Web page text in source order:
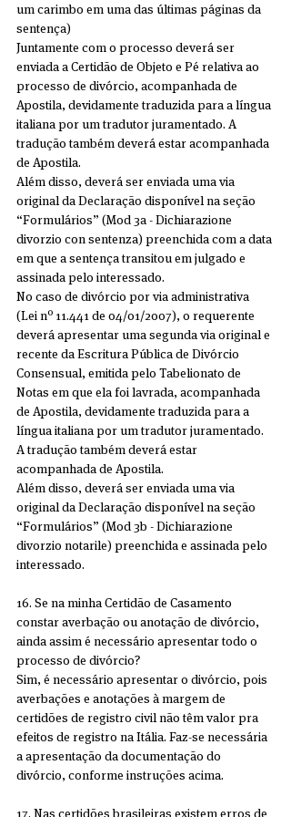
um carimbo em uma das últimas páginas da
sentença)
Juntamente com o processo deverá ser
enviada a Certidão de Objeto e Pé relativa ao
processo de divórcio, acompanhada de
Apostila, devidamente traduzida para a língua
italiana por um tradutor juramentado. A
tradução também deverá estar acompanhada
de Apostila.
Além disso, deverá ser enviada uma via
original da Declaração disponível na seção
“Formulários” (Mod 3a - Dichiarazione
divorzio con sentenza) preenchida com a data
em que a sentença transitou em julgado e
assinada pelo interessado.
No caso de divórcio por via administrativa
(Lei nº 11.441 de 04/01/2007), o requerente
deverá apresentar uma segunda via original e
recente da Escritura Pública de Divórcio
Consensual, emitida pelo Tabelionato de
Notas em que ela foi lavrada, acompanhada
de Apostila, devidamente traduzida para a
língua italiana por um tradutor juramentado.
A tradução também deverá estar
acompanhada de Apostila.
Além disso, deverá ser enviada uma via
original da Declaração disponível na seção
“Formulários” (Mod 3b - Dichiarazione
divorzio notarile) preenchida e assinada pelo
interessado.
16. Se na minha Certidão de Casamento
constar averbação ou anotação de divórcio,
ainda assim é necessário apresentar todo o
processo de divórcio?
Sim, é necessário apresentar o divórcio, pois
averbações e anotações à margem de
certidões de registro civil não têm valor pra
efeitos de registro na Itália. Faz-se necessária
a apresentação da documentação do
divórcio, conforme instruções acima.
17. Nas certidões brasileiras existem erros de